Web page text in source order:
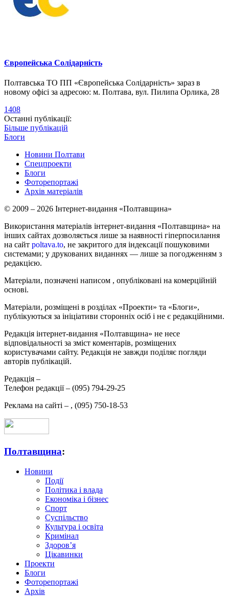
Європейська Солідарність
Полтавська ТО ПП «Європейська Солідарність» зараз в
новому офісі за адресою: м. Полтава, вул. Пилипа Орлика, 28
1408
Останні публікації:
Більше публікацій
Блоги
Новини Полтави
Спецпроекти
Блоги
Фоторепортажі
Архів матеріалів
© 2009 – 2026 Інтернет-видання «Полтавщина»
Використання матеріалів інтернет-видання «Полтавщина» на
інших сайтах дозволяється лише за наявності гіперпосилання
на сайт poltava.to, не закритого для індексації пошуковими
системами; у друкованих виданнях — лише за погодженням з
редакцією.
Матеріали, позначені написом , опубліковані на комерційній
основі.
Матеріали, розміщені в розділах «Проекти» та «Блоги»,
публікуються за ініціативи сторонніх осіб і не є редакційними.
Редакція інтернет-видання «Полтавщина» не несе
відповідальності за зміст коментарів, розміщених
користувачами сайту. Редакція не завжди поділяє погляди
авторів публікацій.
Редакція –
Телефон редакції – (095) 794-29-25
Реклама на сайті – , (095) 750-18-53
Полтавщина:
Новини
Події
Політика і влада
Економіка і бізнес
Спорт
Суспільство
Культура і освіта
Кримінал
Здоров’я
Цікавинки
Проекти
Блоги
Фоторепортажі
Архів